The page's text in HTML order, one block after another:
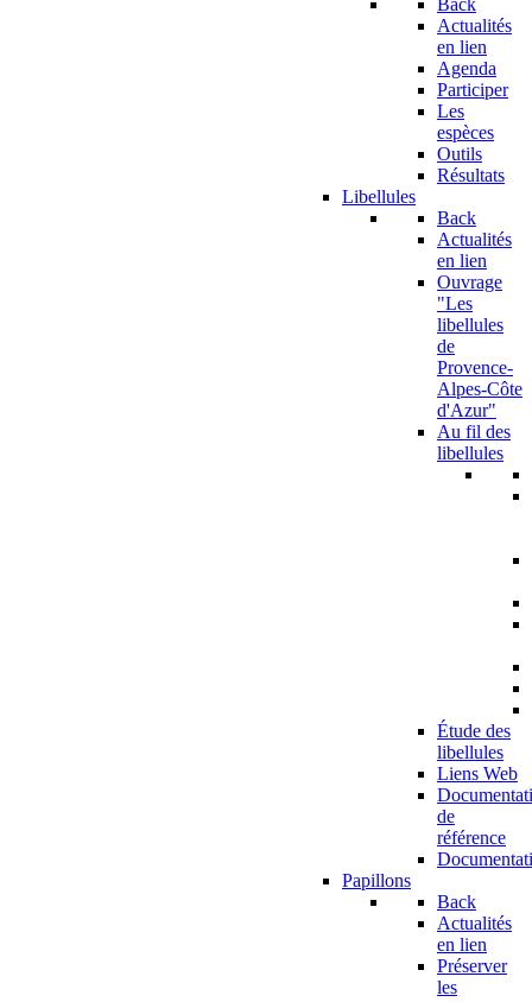
Back
Actualités
en lien
Agenda
Participer
Les
espèces
Outils
Résultats
Libellules
Back
Actualités
en lien
Ouvrage
"Les
libellules
de
Provence-
Alpes-Côte
d'Azur"
Au fil des
libellules
Étude des
libellules
Liens Web
de
référence
Papillons
Back
Actualités
en lien
Préserver
les